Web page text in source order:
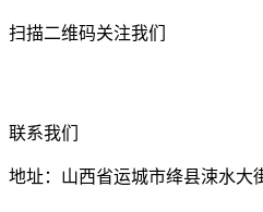
扫描二维码关注我们
联系我们
地址：山西省运城市绛县涑水大